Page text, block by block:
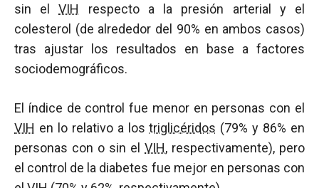
sin elVIH
respecto a la presión arterial y el
colesterol (de alrededor del 90% en ambos casos)
tras ajustar los resultados en base a factores
sociodemográficos.
El índice de control fue menor en personas con el
VIH en lo relativo a lostriglicéridos (79% y 86% en
personas con o sin el VIH, respectivamente), pero
el control de la diabetes fue mejor en personas con